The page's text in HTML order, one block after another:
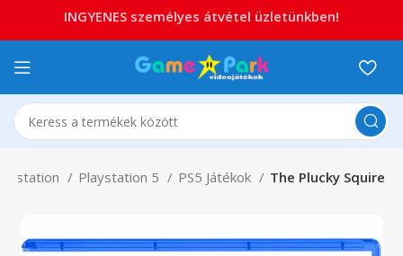
Playstation 5 PS5 Játékok The Plucky Squire
INGYENES személyes átvétel üzletünkben!